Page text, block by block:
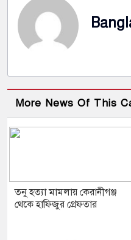
More News Of This
তনু হত্যা মামলায় কেরানীগঞ্জ
থেকে হাফিজুর গ্রেফতার